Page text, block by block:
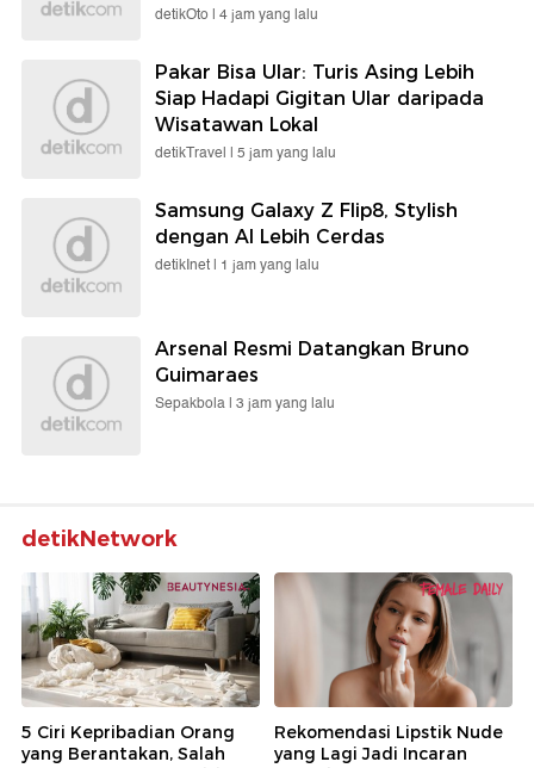
detikOto | 4 jam yang lalu
Pakar Bisa Ular: Turis Asing Lebih
Siap Hadapi Gigitan Ular daripada
Wisatawan Lokal
detikTravel | 5 jam yang lalu
Samsung Galaxy Z Flip8, Stylish
dengan AI Lebih Cerdas
detikInet | 1 jam yang lalu
Arsenal Resmi Datangkan Bruno
Guimaraes
Sepakbola | 3 jam yang lalu
detikNetwork
5 Ciri Kepribadian Orang
yang Berantakan, Salah
Rekomendasi Lipstik Nude
yang Lagi Jadi Incaran